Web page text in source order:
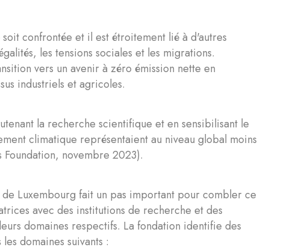
confrontée et il est étroitement lié à d'autres
les tensions sociales et les migrations.
vers un avenir à zéro émission nette en
industriels et agricoles.
la recherche scientifique et en sensibilisant le
climatique représentaient au niveau global moins
novembre 2023).
Luxembourg fait un pas important pour combler ce
avec des institutions de recherche et des
domaines respectifs. La fondation identifie des
domaines suivants :